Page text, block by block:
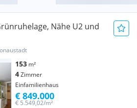
Nähe U2 und
153 m²
4Zimmer
Einfamilienhaus
€ 5.549,02/m²
€ 849.000